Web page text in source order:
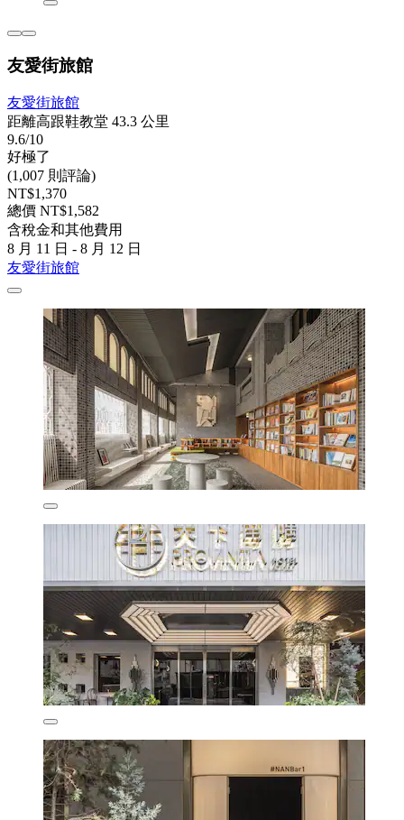
友愛街旅館
友愛街旅館
距離高跟鞋教堂 43.3 公里
9.6/10
好極了
(1,007 則評論)
NT$1,370
總價 NT$1,582
含稅金和其他費用
8 月 11 日 - 8 月 12 日
友愛街旅館